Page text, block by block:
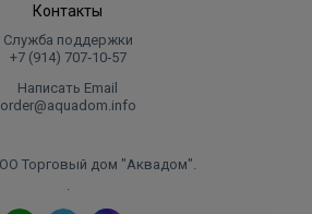
Контакты
Служба поддержки
+7 (914) 707‑10‑57
Написать Email
order@aquadom.info
Торговый дом "Аквадом".
.